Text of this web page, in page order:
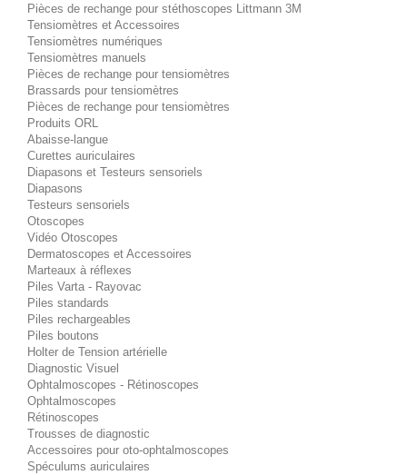
Pièces de rechange pour stéthoscopes Littmann 3M
Tensiomètres et Accessoires
Tensiomètres numériques
Tensiomètres manuels
Pièces de rechange pour tensiomètres
Brassards pour tensiomètres
Pièces de rechange pour tensiomètres
Produits ORL
Abaisse-langue
Curettes auriculaires
Diapasons et Testeurs sensoriels
Diapasons
Testeurs sensoriels
Otoscopes
Vidéo Otoscopes
Dermatoscopes et Accessoires
Marteaux à réflexes
Piles Varta - Rayovac
Piles standards
Piles rechargeables
Piles boutons
Holter de Tension artérielle
Diagnostic Visuel
Ophtalmoscopes - Rétinoscopes
Ophtalmoscopes
Rétinoscopes
Trousses de diagnostic
Accessoires pour oto-ophtalmoscopes
Spéculums auriculaires